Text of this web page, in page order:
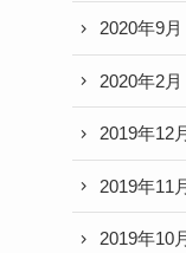
2020年9月
2020年2月
2019年12
2019年11
2019年10